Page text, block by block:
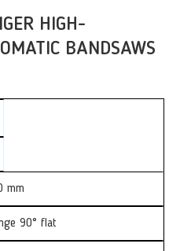
HIGH-
BANDSAWS
mm
90° flat